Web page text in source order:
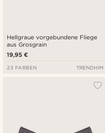
Hellgraue vorgebundene Fliege
aus Grosgrain
19,95 €
23 FARBEN TRENDHIM